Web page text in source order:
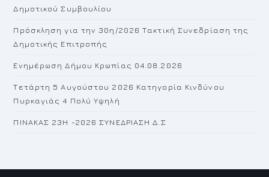
Δημοτικού Συμβουλίου
Πρόσκληση για την 30η/2026 Τακτική Συνεδρίαση της
Δημοτικής Επιτροπής
Ενημέρωση Δήμου Κρωπίας 04.08.2026
Τετάρτη 5 Αυγούστου 2026 Κατηγορία Κινδύνου
Πυρκαγιάς 4 Πολύ Υψηλή
ΠΙΝΑΚΑΣ 23H -2026 ΣΥΝΕΔΡΙΑΣΗ Δ.Σ